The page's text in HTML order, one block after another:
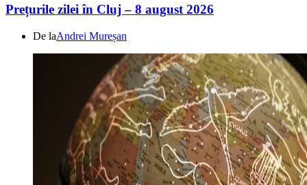
Prețurile zilei în Cluj – 8 august 2026
De laAndrei Mureșan